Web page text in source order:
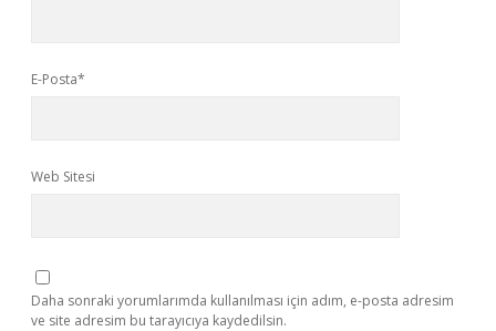
E-Posta*
Web Sitesi
Daha sonraki yorumlarımda kullanılması için adım, e-posta adresim
ve site adresim bu tarayıcıya kaydedilsin.